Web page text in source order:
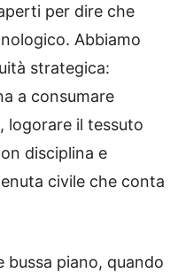
per dire che
Abbiamo
strategica:
a consumare
logorare il tessuto
disciplina e
civile che conta
bussa piano, quando